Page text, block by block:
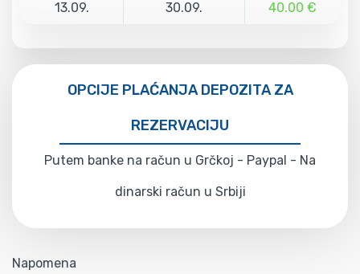
13.09. 30.09. 40.00 €
OPCIJE PLAĆANJA DEPOZITA ZA
REZERVACIJU
Putem banke na račun u Grčkoj - Paypal - Na
dinarski račun u Srbiji
Napomena